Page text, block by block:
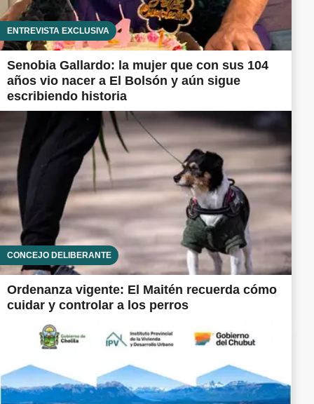
ENTREVISTA EXCLUSIVA
Senobia Gallardo: la mujer que con sus 104
años vio nacer a El Bolsón y aún sigue
escribiendo historia
CONCEJO DELIBERANTE
Ordenanza vigente: El Maitén recuerda cómo
cuidar y controlar a los perros